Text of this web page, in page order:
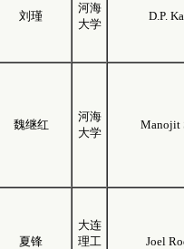
刘瑾
河海
大学
D.P.
魏继红
河海
大学
Manojit
夏锋
大连
理工
Joel